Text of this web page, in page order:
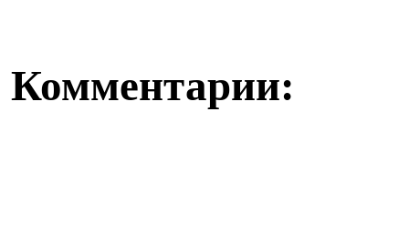
Комментарии: